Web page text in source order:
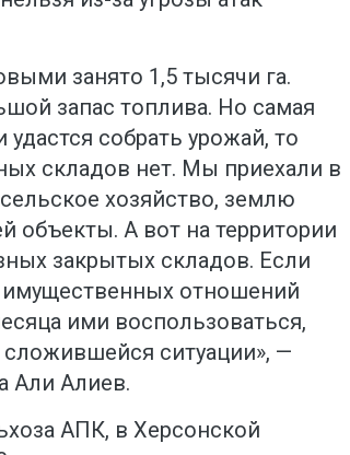
занято 1,5 тысячи га.
запас топлива. Но самая
собрать урожай, то
складов нет. Мы приехали в
хозяйство, землю
объекты. А вот на территории
закрытых складов. Если
отношений
ими воспользоваться,
ситуации», —
Али Алиев.
АПК, в Херсонской